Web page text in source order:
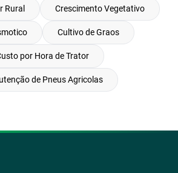
Rural Crescimento Vegetativo
Cultivo de Graos
por Hora de Trator
de Pneus Agricolas